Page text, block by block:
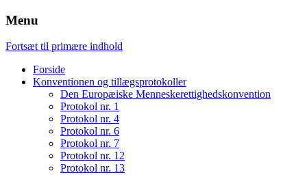
Menu
Fortsæt til primære indhold
Forside
Konventionen og tillægsprotokoller
Den Europæiske Menneskerettighedskonvention
Protokol nr. 1
Protokol nr. 4
Protokol nr. 6
Protokol nr. 7
Protokol nr. 12
Protokol nr. 13